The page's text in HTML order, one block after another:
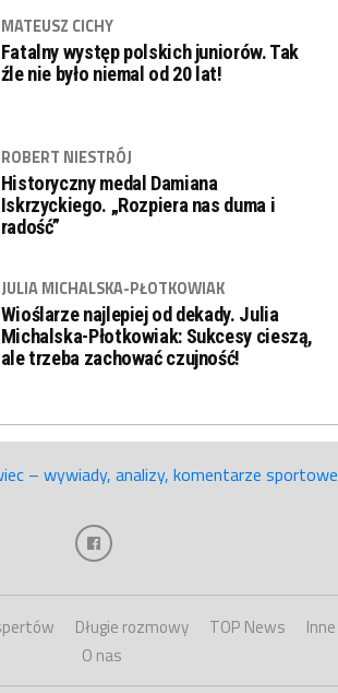
MATEUSZ CICHY
Fatalny występ polskich juniorów. Tak
źle nie było niemal od 20 lat!
ROBERT NIESTRÓJ
Historyczny medal Damiana
Iskrzyckiego. „Rozpiera nas duma i
radość”
JULIA MICHALSKA-PŁOTKOWIAK
Wioślarze najlepiej od dekady. Julia
Michalska-Płotkowiak: Sukcesy cieszą,
ale trzeba zachować czujność!
Długie rozmowy TOP News
Inne
O nas